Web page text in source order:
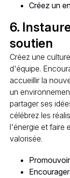
Créez un
6.
soutien
Créez une
d'équipe.
accueillir la
un
partager ses
célébrez les
l'énergie et faire
valorisée.